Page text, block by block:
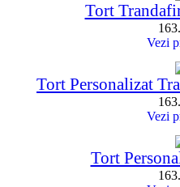
Tort
Vezi
Tort Personalizat
Vezi
Tort